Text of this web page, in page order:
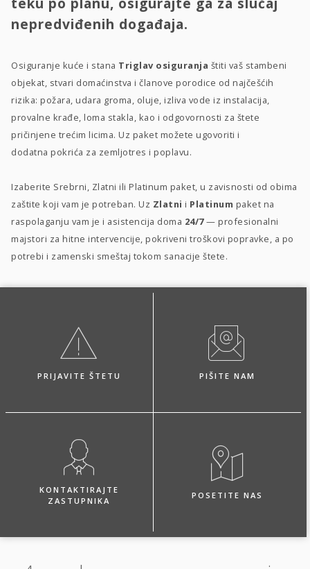
nepredviđenih događaja.
Osiguranje kuće i stana Triglav osiguranja štiti vaš stambeni
objekat, stvari domaćinstva i članove porodice od najčešćih
rizika: požara, udara groma, oluje, izliva vode iz instalacija,
provalne krađe, loma stakla, kao i odgovornosti za štete
pričinjene trećim licima. Uz paket možete ugovoriti i
dodatna pokrića za zemljotres i poplavu.
Izaberite Srebrni, Zlatni ili Platinum paket, u zavisnosti od obima
zaštite koji vam je potreban. Uz Zlatni i Platinum paket na
raspolaganju vam je i asistencija doma 24/7— profesionalni
majstori za hitne intervencije, pokriveni troškovi popravke, a po
potrebi i zamenski smeštaj tokom sanacije štete.
PRIJAVITE ŠTETU PIŠITE NAM
KONTAKTIRAJTE
ZASTUPNIKA
POSETITE NAS